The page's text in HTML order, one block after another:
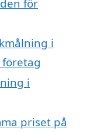
för
i
i
priset på